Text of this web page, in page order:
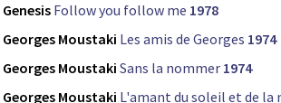
Genesis Follow you follow me 1978
Georges Moustaki Les amis de Georges 1974
Georges Moustaki Sans la nommer 1974
Georges Moustaki L'amant du soleil et de la